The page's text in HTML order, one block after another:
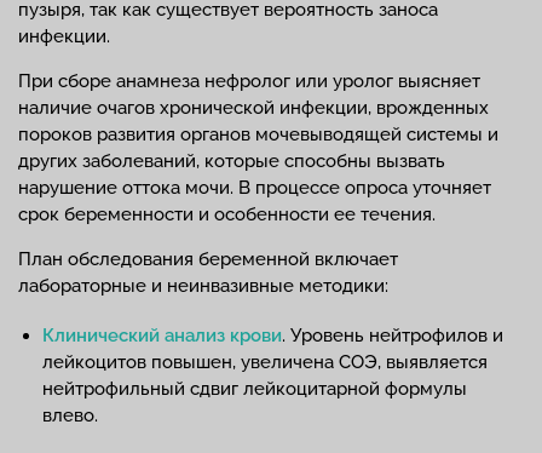
пузыря, так как существует вероятность заноса
инфекции.
При сборе анамнеза нефролог или уролог выясняет
наличие очагов хронической инфекции, врожденных
пороков развития органов мочевыводящей системы и
других заболеваний, которые способны вызвать
нарушение оттока мочи. В процессе опроса уточняет
срок беременности и особенности ее течения.
План обследования беременной включает
лабораторные и неинвазивные методики:
Клинический анализ крови. Уровень нейтрофилов и
лейкоцитов повышен, увеличена СОЭ, выявляется
нейтрофильный сдвиг лейкоцитарной формулы
влево.